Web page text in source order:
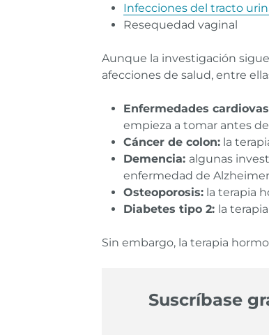
Infecciones del tracto
Resequedad vaginal
Aunque la investigación
afecciones de salud, entre
Enfermedades
empieza a tomar antes
Cáncer de colon: la
Demencia: algunas
enfermedad de
Osteoporosis: la terapia
Diabetes tipo 2: la
Sin embargo, la terapia
Suscríbase